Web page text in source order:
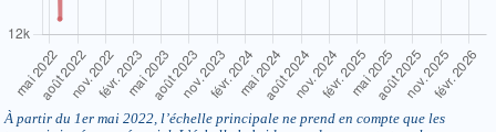
À partir du 1er mai 2022, l’échelle principale ne prend en compte que les